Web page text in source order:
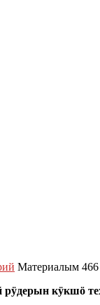
Материалым 466
кӱкшӧ